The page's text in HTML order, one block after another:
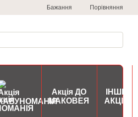
Бажання Порівняння
Акція ДО
МАКОВЕЯ
ІНШІ
АКЦІЇ